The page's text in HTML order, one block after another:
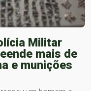
Militar
mais de
e munições